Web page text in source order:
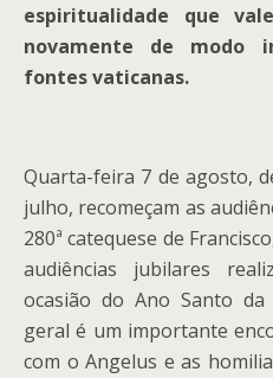
espiritualidade que
novamente de modo
fontes vaticanas.
Quarta-feira 7 de agosto,
julho, recomeçam as
280ª catequese de
audiências jubilares
ocasião do Ano Santo da
geral é um importante
com o Angelus e as